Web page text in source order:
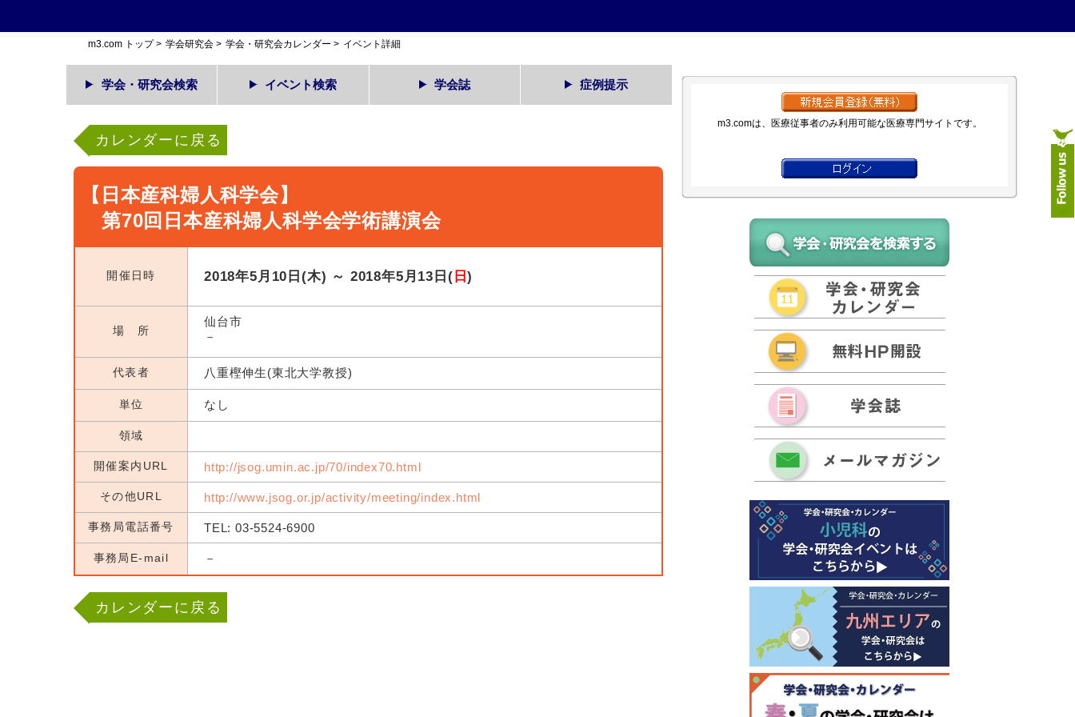
m3.com トップ> 学会研究会 > 学会・研究会カレンダー > イベント詳細
学会・研究会検索 イベント検索 学会誌 症例提示
カレンダーに戻る
【日本産科婦人科学会】
第70回日本産科婦人科学会学術講演会
開催日時 2018年5月10日(木) ～ 2018年5月13日( 日)
場 所
仙台市
－
代表者 八重樫伸生(東北大学教授)
単位 なし
領域
開催案内URL http://jsog.umin.ac.jp/70/index70.html
その他URL http://www.jsog.or.jp/activity/meeting/index.html
事務局電話番号 TEL: 03-5524-6900
事務局E-mail －
カレンダーに戻る
m3.comは、医療従事者のみ利用可能な医療専門サイトです。